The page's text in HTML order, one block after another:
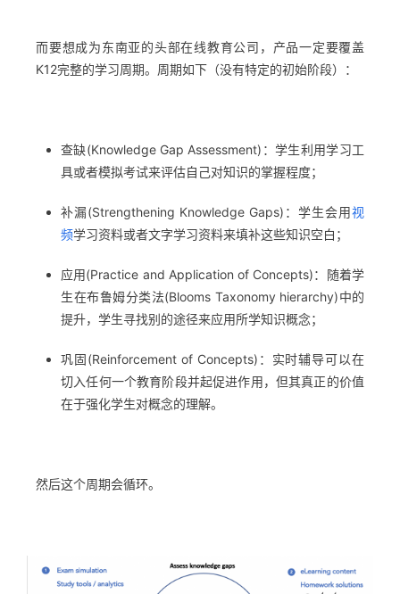
而要想成为东南亚的头部在线教育公司，产品一定要覆盖
K12完整的学习周期。周期如下（没有特定的初始阶段）：
查缺(Knowledge Gap Assessment)：学生利用学习工
具或者模拟考试来评估自己对知识的掌握程度；
补漏(Strengthening Knowledge Gaps)：学生会用视
频学习资料或者文字学习资料来填补这些知识空白；
应用(Practice and Application of Concepts)：随着学
生在布鲁姆分类法(Blooms Taxonomy hierarchy)中的
提升，学生寻找别的途径来应用所学知识概念；
巩固(Reinforcement of Concepts)：实时辅导可以在
切入任何一个教育阶段并起促进作用，但其真正的价值
在于强化学生对概念的理解。
然后这个周期会循环。